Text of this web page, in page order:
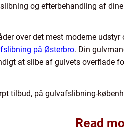
og efterbehandling af
over det mest moderne
på Østerbro. Din
at slibe af gulvets overflade
tilbud, på gulvafslibning-
Read